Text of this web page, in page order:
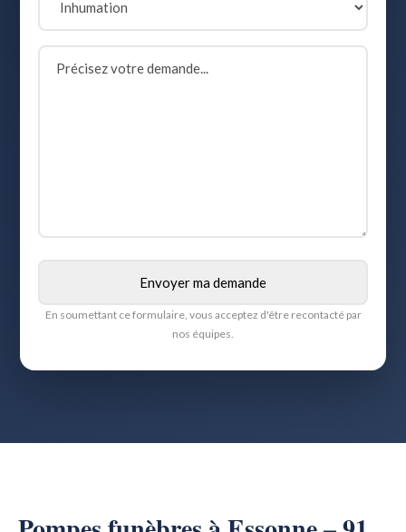
En soumettant ce formulaire, vous acceptez d'être recontacté par
nos équipes.